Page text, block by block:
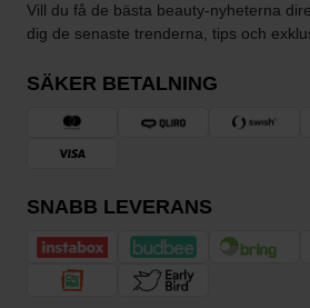
Vill du få de bästa beauty-nyheterna
dig de senaste trenderna, tips och
SÄKER BETALNING
SNABB LEVERANS